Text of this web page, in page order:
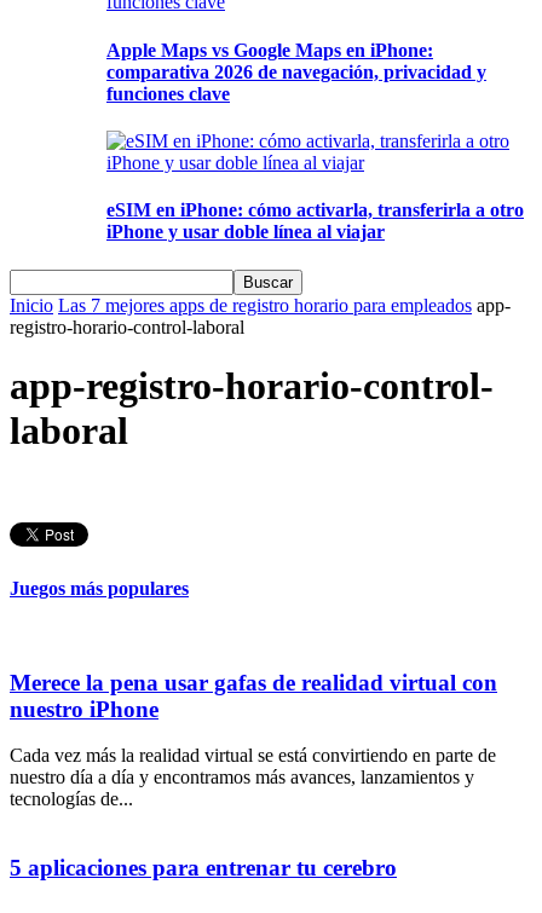
Apple Maps vs Google Maps en iPhone:
comparativa 2026 de navegación, privacidad y
funciones clave
eSIM en iPhone: cómo activarla, transferirla a otro
iPhone y usar doble línea al viajar
Inicio Las 7 mejores apps de registro horario para empleados app-
registro-horario-control-laboral
app-registro-horario-control-
laboral
Juegos más populares
Merece la pena usar gafas de realidad virtual con
nuestro iPhone
Cada vez más la realidad virtual se está convirtiendo en parte de
nuestro día a día y encontramos más avances, lanzamientos y
tecnologías de...
5 aplicaciones para entrenar tu cerebro